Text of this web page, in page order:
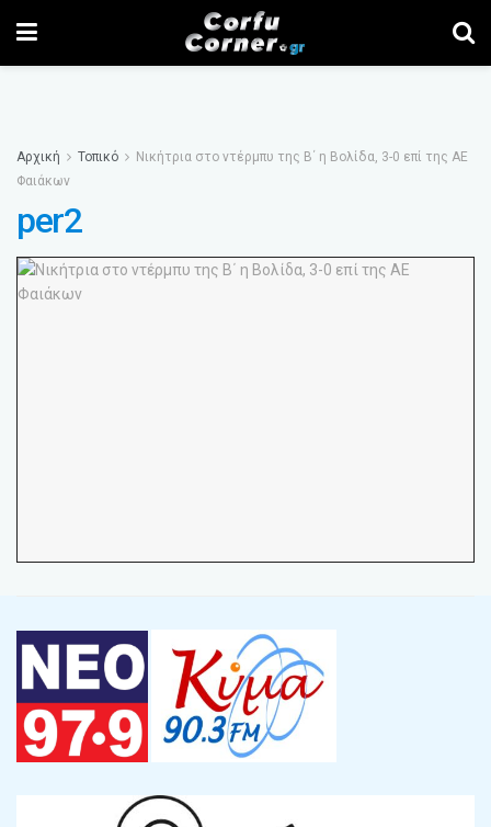
Αρχική Τοπικό
Νικήτρια στο ντέρμπυ της Β΄ η Βολίδα, 3-0 επί της ΑΕ
Φαιάκων
per2